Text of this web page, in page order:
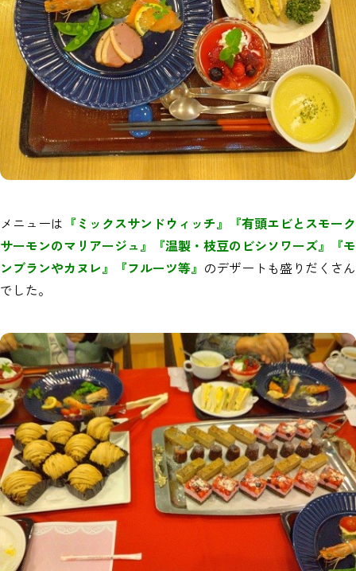
メニューは 『ミックスサンドウィッチ』『有頭エビとスモーク
サーモンのマリアージュ』『温製・枝豆のビシソワーズ』『モ
ンブランやカヌレ』『フルーツ等』 のデザートも盛りだくさん
でした。